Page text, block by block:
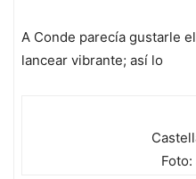
A Conde parecía gustarle
lancear vibrante; así lo